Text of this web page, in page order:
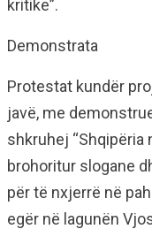
kritike”.
Demonstrata
Protestat kundër
javë, me
shkruhej “Shqipëria
brohoritur slogane
për të nxjerrë në
egër në lagunën